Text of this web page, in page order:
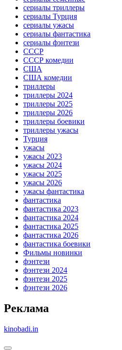
сериалы триллеры
сериалы Турция
сериалы ужасы
сериалы фантастика
сериалы фэнтези
СССР
СССР комедии
США
США комедии
триллеры
триллеры 2024
триллеры 2025
триллеры 2026
триллеры боевики
триллеры ужасы
Турция
ужасы
ужасы 2023
ужасы 2024
ужасы 2025
ужасы 2026
ужасы фантастика
фантастика
фантастика 2023
фантастика 2024
фантастика 2025
фантастика 2026
фантастика боевики
Фильмы новинки
фэнтези
фэнтези 2024
фэнтези 2025
фэнтези 2026
Реклама
kinobadi.in